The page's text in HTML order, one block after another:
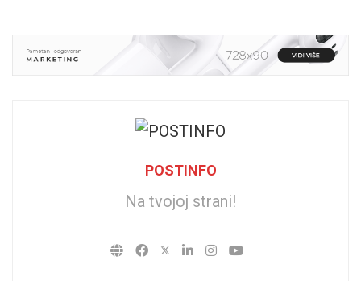
POSTINFO
Na tvojoj strani!